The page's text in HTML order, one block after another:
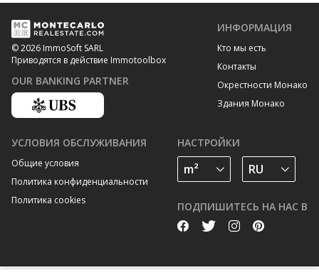
© 2026 ImmoSoft SARL
Приводятся в действие Immotoolbox
OUR BANKING PARTNER
ИНФОРМАЦИЯ
Кто мы есть
Контакты
Окрестности Монако
Здания Монако
УСЛОВИЯ ОБСЛУЖИВАНИЯ
Общие условия
Политика конфиденциальности
Политика cookies
НАСТРОЙКИ
ПОДПИШИТЕСЬ НА НАС В